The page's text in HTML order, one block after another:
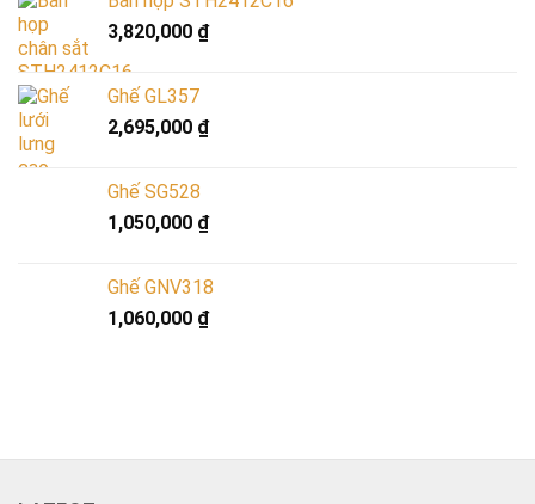
3,820,000 ₫
Ghế GL357
2,695,000 ₫
Ghế SG528
1,050,000 ₫
Ghế GNV318
1,060,000 ₫